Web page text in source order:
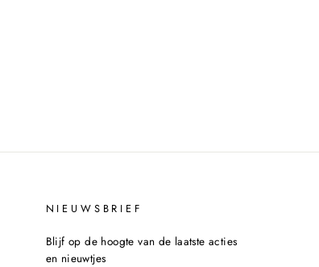
NIEUWSBRIEF
Blijf op de hoogte van de laatste acties
en nieuwtjes